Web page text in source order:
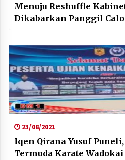
Menuju Reshuffle
Dikabarkan Panggil
23/08/2021
Iqen Qirana Yusuf
Termuda Karate